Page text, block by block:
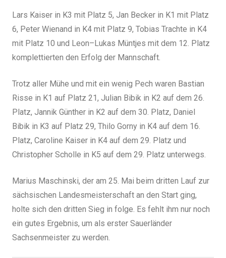
Lars Kaiser in K3 mit Platz 5, Jan Becker in K1 mit Platz
6, Peter Wienand in K4 mit Platz 9, Tobias Trachte in K4
mit Platz 10 und Leon–Lukas Müntjes mit dem 12. Platz
komplettierten den Erfolg der Mannschaft.
Trotz aller Mühe und mit ein wenig Pech waren Bastian
Risse in K1 auf Platz 21, Julian Bibik in K2 auf dem 26.
Platz, Jannik Günther in K2 auf dem 30. Platz, Daniel
Bibik in K3 auf Platz 29, Thilo Gorny in K4 auf dem 16.
Platz, Caroline Kaiser in K4 auf dem 29. Platz und
Christopher Scholle in K5 auf dem 29. Platz unterwegs.
Marius Maschinski, der am 25. Mai beim dritten Lauf zur
sächsischen Landesmeisterschaft an den Start ging,
holte sich den dritten Sieg in folge. Es fehlt ihm nur noch
ein gutes Ergebnis, um als erster Sauerländer
Sachsenmeister zu werden.